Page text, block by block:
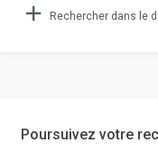
Rechercher dans le
Poursuivez votre